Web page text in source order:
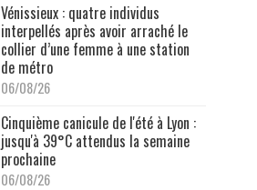
Vénissieux : quatre individus
interpellés après avoir arraché le
collier d’une femme à une station
de métro
06/08/26
Cinquième canicule de l'été à Lyon :
jusqu'à 39°C attendus la semaine
prochaine
06/08/26